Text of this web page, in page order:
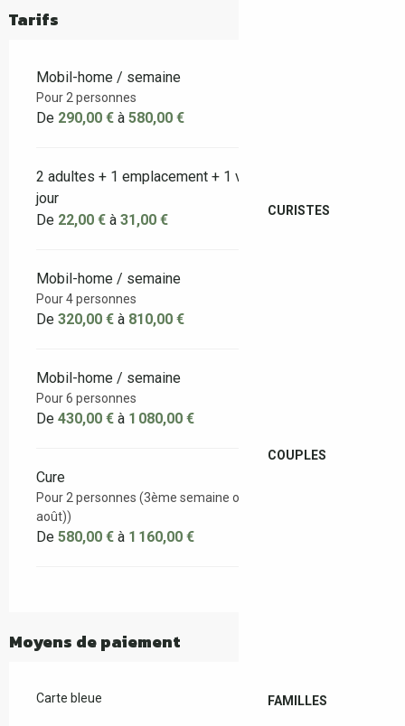
CURISTES
COUPLES
FAMILLES
Tarifs
Mobil-home / semaine
Pour 2 personnes
De 290,00 € à 580,00 €
2 adultes + 1 emplacement + 1 voiture + électricité /
jour
De 22,00 € à 31,00 €
Mobil-home / semaine
Pour 4 personnes
De 320,00 € à 810,00 €
Mobil-home / semaine
Pour 6 personnes
De 430,00 € à 1 080,00 €
Cure
Pour 2 personnes (3ème semaine offerte hors juillet et
août))
De 580,00 € à 1 160,00 €
Moyens de paiement
Carte bleue